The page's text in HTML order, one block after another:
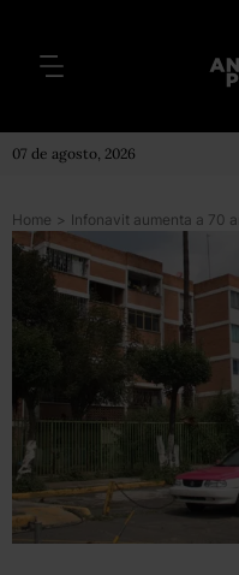
07 de agosto, 2026
Home >